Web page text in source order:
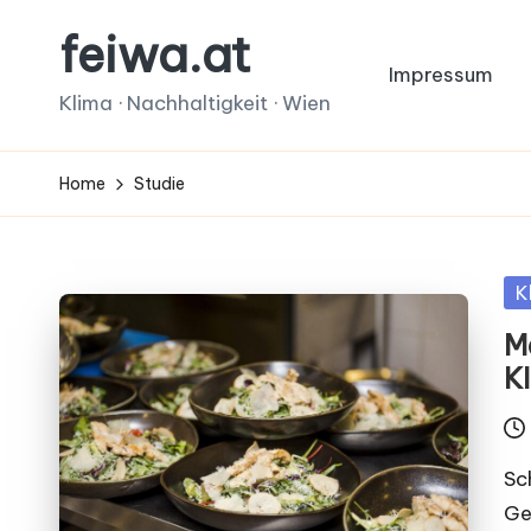
feiwa.at
Klima · Nachhaltigkeit · Wien
Impressum
Home Studie